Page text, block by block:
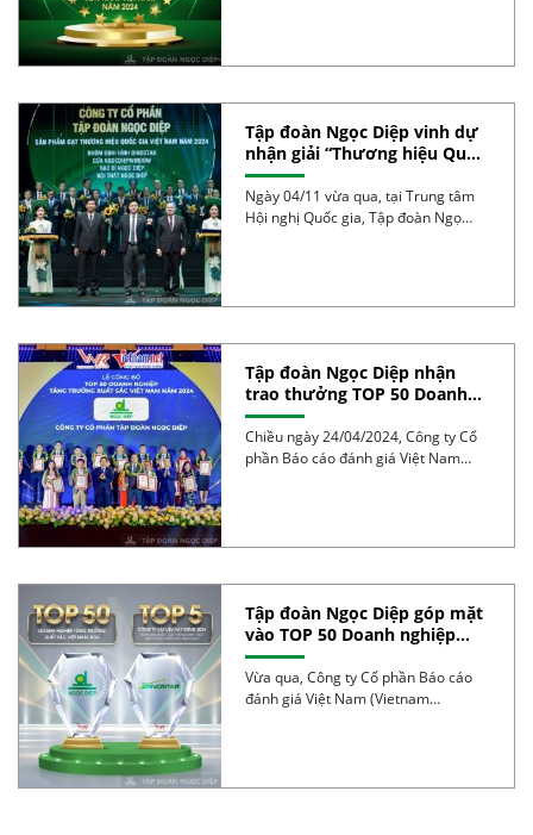
Tập đoàn Ngọc Diệp vinh dự
nhận giải “Thương hiệu Quốc
gia năm 2024” lần thứ 4 liên
tiếp với 4 dòng sản phẩm
mũi nhọn
Ngày 04/11 vừa qua, tại Trung tâm
Hội nghị Quốc gia, Tập đoàn Ngọc
Tập đoàn Ngọc Diệp nhận
trao thưởng TOP 50 Doanh
nghiệp tăng trưởng xuất sắc
Việt Nam Năm 2024
Chiều ngày 24/04/2024, Công ty Cổ
phần Báo cáo đánh giá Việt Nam
Tập đoàn Ngọc Diệp góp mặt
vào TOP 50 Doanh nghiệp
tăng trưởng xuất sắc Việt
Nam năm 2024
Vừa qua, Công ty Cổ phần Báo cáo
đánh giá Việt Nam (Vietnam